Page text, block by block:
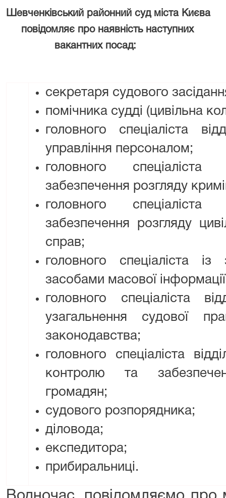
Шевченківський районний суд міста Києва
повідомляє про наявністьнаступних
вакантних посад:
секретаря судового
помічника судді (цивільна
головного спеціаліста
управління персоналом;
головного спеціаліста
забезпечення розгляду
головного спеціаліста
забезпечення розгляду
справ;
головного спеціаліста із
засобами масової
головного спеціаліста
узагальнення судової
законодавства;
головного спеціаліста
контролю та
громадян;
судового розпорядника;
діловода;
експедитора;
прибиральниці.